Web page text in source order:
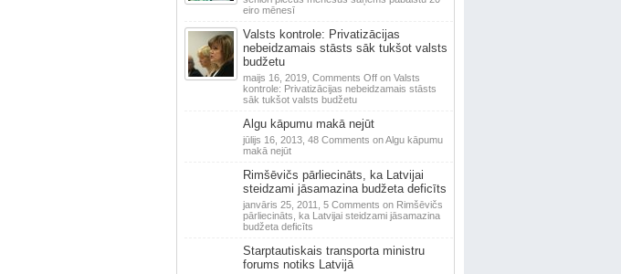
eiro mēnesī
Valsts kontrole: Privatizācijas
nebeidzamais stāsts sāk tukšot valsts
budžetu
maijs 16, 2019, Comments Offon Valsts
kontrole: Privatizācijas nebeidzamais stāsts
sāk tukšot valsts budžetu
Algu kāpumu makā nejūt
jūlijs 16, 2013, 48 Comments on Algu kāpumu
makā nejūt
Rimšēvičs pārliecināts, ka Latvijai
steidzami jāsamazina budžeta deficīts
janvāris 25, 2011, 5 Comments on Rimšēvičs
pārliecināts, ka Latvijai steidzami jāsamazina
budžeta deficīts
Starptautiskais transporta ministru
forums notiks Latvijā